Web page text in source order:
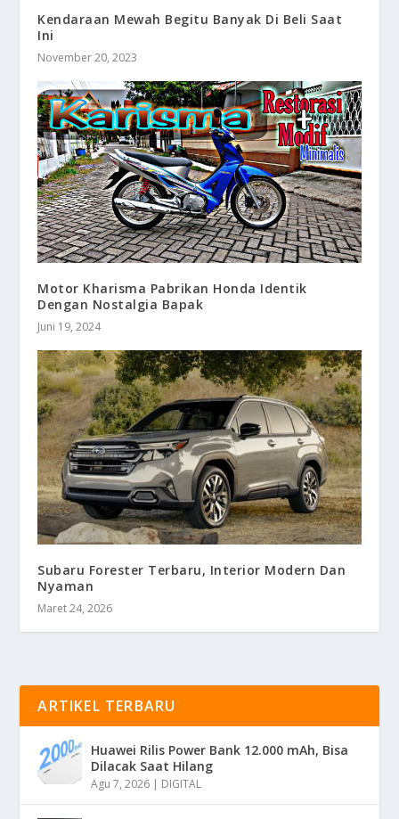
Kendaraan Mewah Begitu Banyak Di Beli Saat
Ini
November 20, 2023
Motor Kharisma Pabrikan Honda Identik
Dengan Nostalgia Bapak
Juni 19, 2024
Subaru Forester Terbaru, Interior Modern Dan
Nyaman
Maret 24, 2026
ARTIKEL TERBARU
Huawei Rilis Power Bank 12.000 mAh, Bisa
Dilacak Saat Hilang
Agu 7, 2026 | DIGITAL